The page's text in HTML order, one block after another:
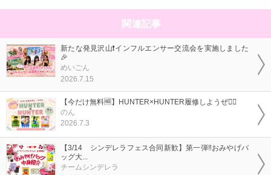
関連記事
新たな発見沢山❗インフルエンサー交流会を実施しました
🎉
めいごん
2026.7.15
【今だけ無料🆓】HUNTER×HUNTER履修しようぜ❤️‍🔥
のん
2026.7.3
【3/14 シンデレラフェス合同新歓】第一弾‼️おみやげバ
ッグ大...
チームシンデレラ